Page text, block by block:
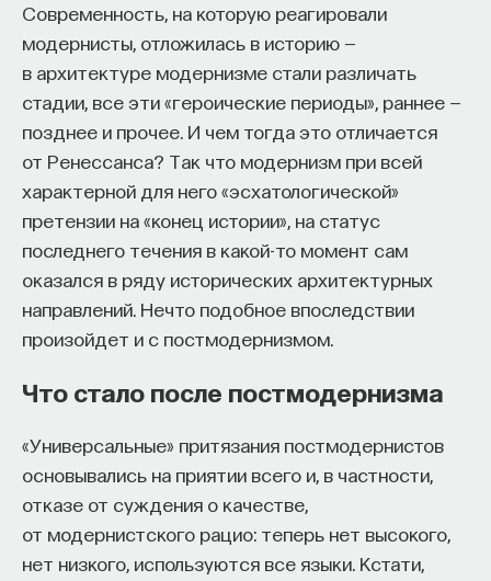
Современность, на которую реагировали
модернисты, отложилась в историю —
в архитектуре модернизме стали различать
стадии, все эти «героические периоды», раннее —
позднее и прочее. И чем тогда это отличается
от Ренессанса? Так что модернизм при всей
характерной для него «эсхатологической»
претензии на «конец истории», на статус
последнего течения в какой-то момент сам
оказался в ряду исторических архитектурных
направлений. Нечто подобное впоследствии
произойдет и с постмодернизмом.
Что стало после постмодернизма
«Универсальные» притязания постмодернистов
основывались на приятии всего и, в частности,
отказе от суждения о качестве,
от модернистского рацио: теперь нет высокого,
нет низкого, используются все языки. Кстати,